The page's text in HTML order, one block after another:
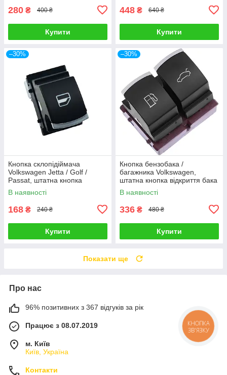
280 ₴ 400 ₴
Купити
448 ₴ 640 ₴
Купити
–30%
Кнопка склопідіймача
Volkswagen Jetta / Golf /
Passat, штатна кнопка
склопідіймача пасажирської
двері
В наявності
168 ₴ 240 ₴
Купити
–30%
Кнопка бензобака /
багажника Volkswagen,
штатна кнопка відкриття бака
/ багажника з салону машини
В наявності
336 ₴ 480 ₴
Купити
Показати ще
Про нас
96% позитивних з 367 відгуків за рік
Працює з 08.07.2019
м. Київ
Київ, Україна
Контакти
КНОПКА
ЗВ'ЯЗКУ